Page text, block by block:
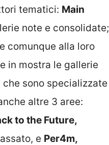
tematici: Main
note e consolidate;
comunque alla loro
in mostra le gallerie
sono specializzate
altre 3 aree:
to the Future,
e Per4m,